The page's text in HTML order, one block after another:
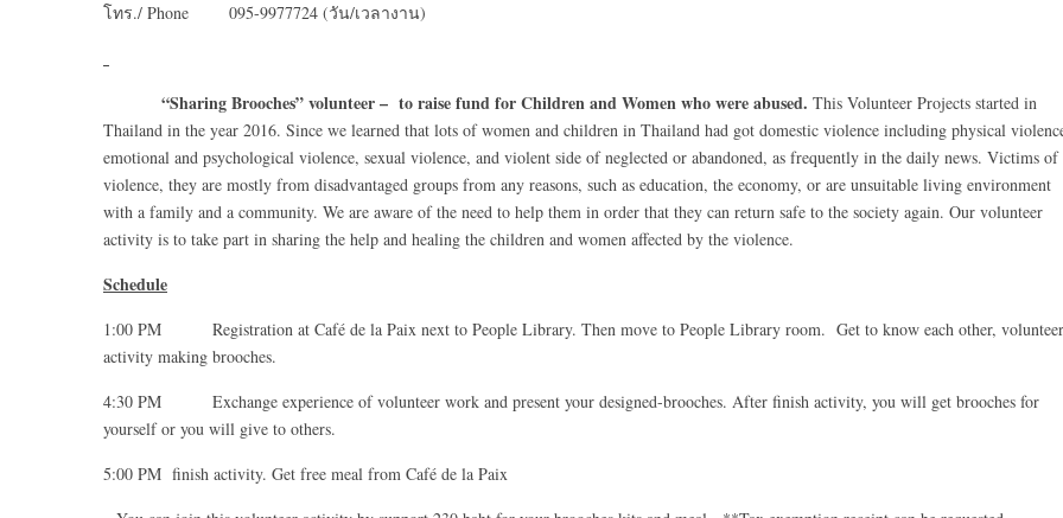
โทร./ Phone 095-9977724 (วัน/เวลางาน)
“Sharing Brooches” volunteer – to raise fund for Children and Women who were abused. This Volunteer Projects started in
Thailand in the year 2016. Since we learned that lots of women and children in Thailand had got domestic violence including physical
emotional and psychological violence, sexual violence, and violent side of neglected or abandoned, as frequently in the daily news. Victims of
violence, they are mostly from disadvantaged groups from any reasons, such as education, the economy, or are unsuitable living environment
with a family and a community. We are aware of the need to help them in order that they can return safe to the society again. Our volunteer
activity is to take part in sharing the help and healing the children and women affected by the violence.
Schedule
1:00 PM Registration at Café de la Paix next to People Library. Then move to People Library room. Get to know each other, volunteer
activity making brooches.
4:30 PM Exchange experience of volunteer work and present your designed-brooches. After finish activity, you will get brooches for
yourself or you will give to others.
5:00 PM finish activity. Get free meal from Café de la Paix